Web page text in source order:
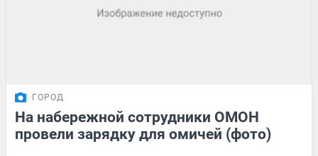
ГОРОД
На набережной сотрудники ОМОН
провели зарядку для омичей (фото)